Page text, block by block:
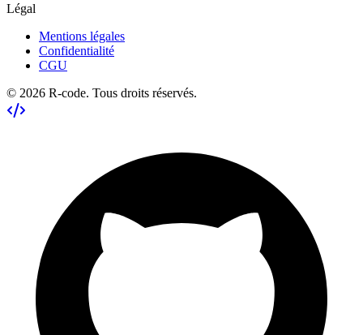
Légal
Mentions légales
Confidentialité
CGU
© 2026 R-code. Tous droits réservés.